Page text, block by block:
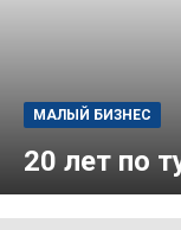
МАЛЫЙ БИЗНЕС
20 лет по